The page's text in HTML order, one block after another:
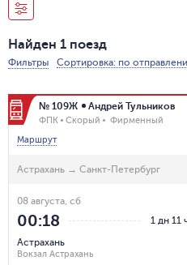
Найден 1 поезд
Фильтры
Сортировка: по
№ 109Ж Андрей Тульников
ФПК Скорый
Фирменный
Маршрут
Астрахань → Санкт-Петербург
1 дн 11
08 августа, сб
00:18
Астрахань
Вокзал Астрахань